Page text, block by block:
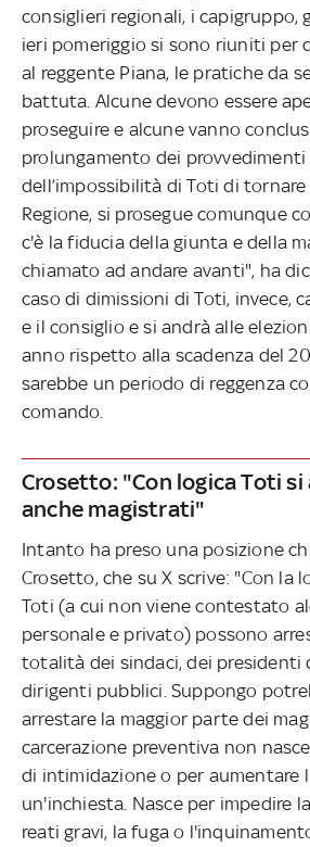
consiglieri regionali, i capigruppo,
ieri pomeriggio si sono riuniti per
al reggente Piana, le pratiche da
battuta. Alcune devono essere
proseguire e alcune vanno
prolungamento dei
dell’impossibilità di Toti di
Regione, si prosegue comunque
c'è la fiducia della giunta e della
chiamato ad andare avanti", ha
caso di dimissioni di Toti, invece,
e il consiglio e si andrà alle
anno rispetto alla scadenza del
sarebbe un periodo di reggenza
comando.
Crosetto: "Con logica Toti
anche magistrati"
Intanto ha preso una posizione
Crosetto, che su X scrive: "Con la
Toti (a cui non viene contestato
personale e privato) possono
totalità dei sindaci, dei presidenti
dirigenti pubblici. Suppongo
arrestare la maggior parte dei
carcerazione preventiva non
di intimidazione o per aumentare
un'inchiesta. Nasce per impedire
reati gravi, la fuga o